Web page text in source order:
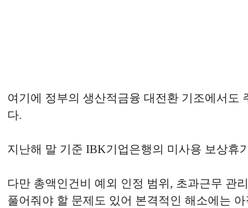
여기에 정부의 생산적금융 대전환 기조에서도
다.
지난해 말 기준 IBK기업은행의 미사용 보상휴
다만 총액인건비 예외 인정 범위, 초과근무 관
풀어줘야 할 문제도 있어 본격적인 해소에는